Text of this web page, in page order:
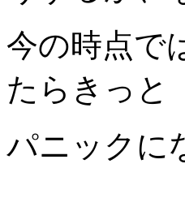
今の時点で
たらきっと
パニックに